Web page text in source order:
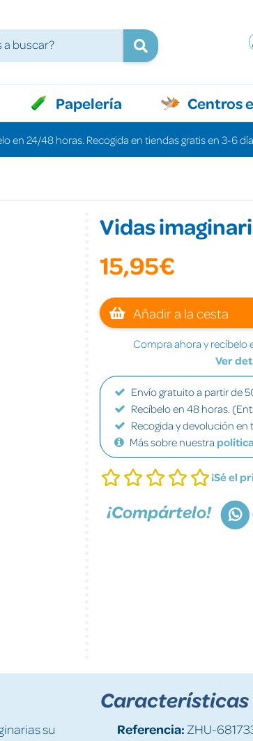
Papelería Centros
en 24/48 horas. Recogida en tiendas gratis en 3-6
Vidas
15,95€
Añadir a la cesta
Compra ahora y recíbelo
Ver
Envío gratuito a partir de
Recíbelo en 48 horas.
Recogida y devolución en
Más sobre nuestra
¡Sé el
¡Compártelo!
su
Características
Referencia: ZHU-